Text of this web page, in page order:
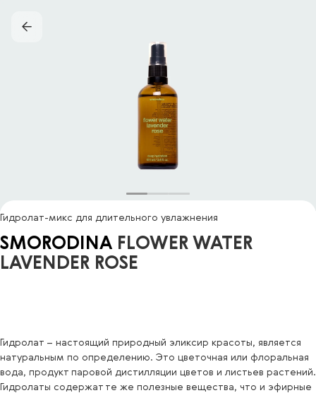
Гидролат-микс для длительного увлажнения
SMORODINA FLOWER WATER
LAVENDER ROSE
Гидролат – настоящий природный эликсир красоты, является
натуральным по определению. Это цветочная или флоральная
вода, продукт паровой дистилляции цветов и листьев растений.
Гидролаты содержат те же полезные вещества, что и эфирные